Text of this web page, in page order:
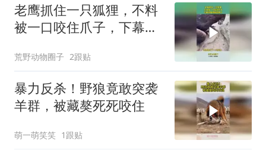
老鹰抓住一只狐狸，不料
被一口咬住爪子，下幕老
荒野动物圈子 2跟贴
暴力反杀！野狼竟敢突袭
羊群，被藏獒死死咬住
萌一萌笑笑 1跟贴